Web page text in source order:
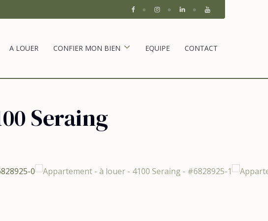
A LOUER CONFIER MON BIEN EQUIPE CONTACT
Seraing